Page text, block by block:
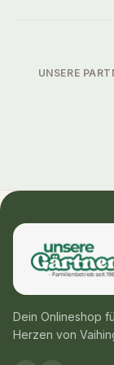
UNSERE
Dein Onlineshop
Herzen von